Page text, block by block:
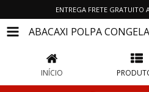
ENTREGA FRETE GRATUITO
ABACAXI POLPA
INÍCIO